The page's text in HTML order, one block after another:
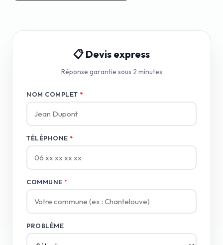
📋 Devis express
Réponse garantie sous 2 minutes
NOM COMPLET *
TÉLÉPHONE *
COMMUNE *
PROBLÈME